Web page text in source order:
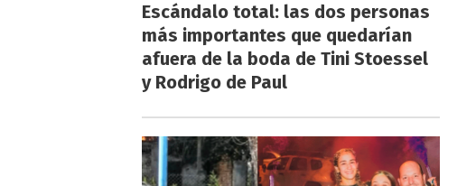
Escándalo total: las dos personas
más importantes que quedarían
afuera de la boda de Tini Stoessel
y Rodrigo de Paul